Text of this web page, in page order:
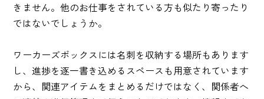
きません。他のお仕事をされている方も似たり寄ったり
ではないでしょうか。
ワーカーズボックスには名刺を収納する場所もあります
し、進捗を逐一書き込めるスペースも用意されています
から、関連アイテムをまとめるだけではなく、関係者へ